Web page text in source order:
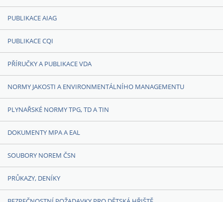
PUBLIKACE AIAG
PUBLIKACE CQI
PŘÍRUČKY A PUBLIKACE VDA
NORMY JAKOSTI A ENVIRONMENTÁLNÍHO MANAGEMENTU
PLYNAŘSKÉ NORMY TPG, TD A TIN
DOKUMENTY MPA A EAL
SOUBORY NOREM ČSN
PRŮKAZY, DENÍKY